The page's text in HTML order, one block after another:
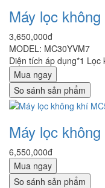
Máy lọc
3,650,000đ
MODEL: MC30YVM7
Diện tích áp dụng*1
Mua ngay
So sánh sản phẩm
Máy lọc
6,550,000đ
Mua ngay
So sánh sản phẩm